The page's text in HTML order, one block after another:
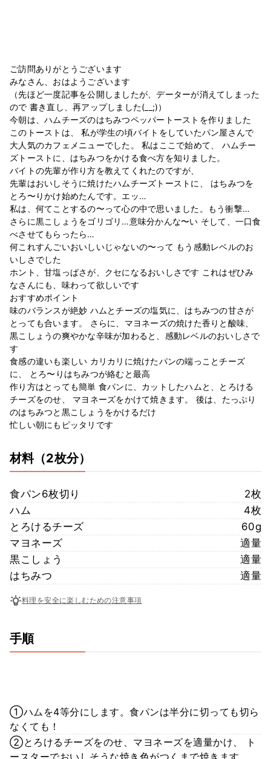
ご訪問ありがとうございます
みなさん、おはようございます
（先ほど一度記事を公開しましたが、データーが消えてしまった
ので 書き直し、再アップしました(__;)）
今朝は、ハムチーズのはちみつペッパートーストを作りました
このトーストは、 私が学生の頃バイトをしていたパン屋さんで
大人気のカフェメニューでした。 私はここで始めて、 ハムチー
ズトーストに、はちみつをかける食べ方を知りました。
バイトの先輩が作り方を教えてくれたのですが、
先輩はおいしそうに焼けたハムチーズトーストに、 はちみつを
とろ〜りかけ始めたんです。エッ…
私は、何てことするの〜って心の中で思いました。もう衝撃…
さらに黒こしょうをゴリゴリ…意味分かんな〜い そして、一口食
べさせてもらったら…
何これすんごいおいしいじゃないの〜って もう感動レベルのお
いしさでした
ホント、甘塩っぱさが、クセになるおいしさです これはぜひみ
なさんにも、味わって欲しいです
おすすめポイント
味のバランスが絶妙 ハムとチーズの塩気に、はちみつの甘さが
とっても合います。 さらに、マヨネーズの焼けた香りと酸味、
黒こしょうの爽やかな辛味が加わると、感動レベルのおいしさで
す
食感の違いも楽しい カリカリに焼けたパンの端っことチーズ
に、 とろ〜りはちみつが絡むと最高
作り方はとっても簡単 食パンに、カットしたハムと、とろける
チーズをのせ、 マヨネーズをかけて焼きます。 後は、たっぷり
のはちみつと黒こしょうをかけるだけ
忙しい朝にもピッタリです
材料（2枚分）
食パン6枚切り
2枚
ハム
4枚
とろけるチーズ
60g
マヨネーズ
適量
黒こしょう
適量
はちみつ
適量
料理を安全に楽しむための注意事項
手順
①ハムを4等分にします。食パンは半分に切っても切ら
なくても！
②とろけるチーズをのせ、マヨネーズを適量かけ、 ト
ースターでおいしそうな焼き色がつくまで焼きます。